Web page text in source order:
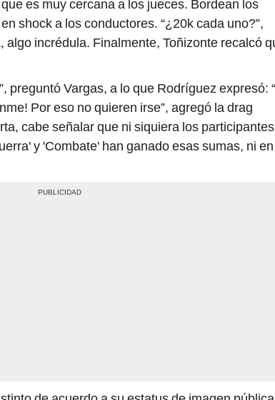
es muy cercana a los jueces. Bordean los
shock a los conductores. “¿20k cada uno?”,
algo incrédula. Finalmente, Toñizonte recalcó
preguntó Vargas, a lo que Rodríguez expresó:
Por eso no quieren irse”, agregó la drag
cabe señalar que ni siquiera los participantes
y 'Combate' han ganado esas sumas, ni en